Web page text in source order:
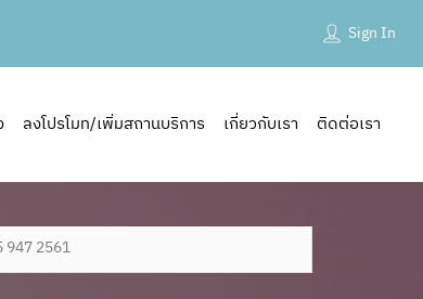
Sign In
ลงโปรโมท/เพิ่มสถานบริการ เกี่ยวกับเรา ติดต่อเรา
947 2561